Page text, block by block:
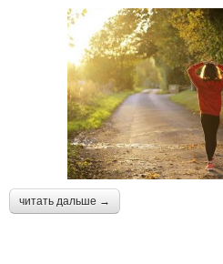
читать дальше →